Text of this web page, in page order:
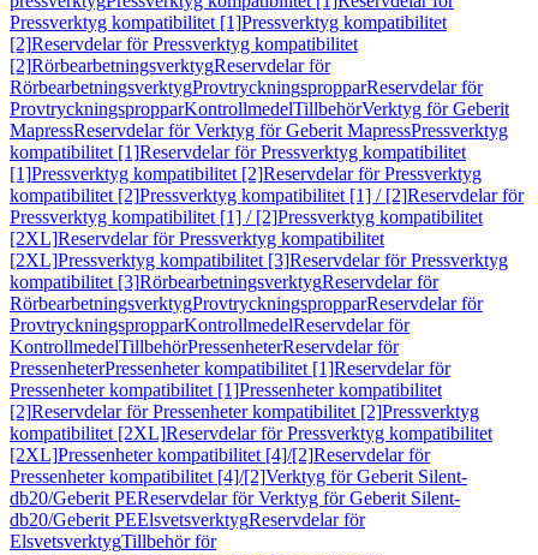
Pressverktyg kompatibilitet [1]Pressverktyg kompatibilitet
[2]Reservdelar för Pressverktyg kompatibilitet
[2]RörbearbetningsverktygReservdelar för
RörbearbetningsverktygProvtryckningspropparReservdelar för
ProvtryckningspropparKontrollmedelTillbehörVerktyg för Geberit
MapressReservdelar för Verktyg för Geberit MapressPressverktyg
kompatibilitet [1]Reservdelar för Pressverktyg kompatibilitet
[1]Pressverktyg kompatibilitet [2]Reservdelar för Pressverktyg
kompatibilitet [2]Pressverktyg kompatibilitet [1] / [2]Reservdelar för
Pressverktyg kompatibilitet [1] / [2]Pressverktyg kompatibilitet
[2XL]Reservdelar för Pressverktyg kompatibilitet
[2XL]Pressverktyg kompatibilitet [3]Reservdelar för Pressverktyg
kompatibilitet [3]RörbearbetningsverktygReservdelar för
RörbearbetningsverktygProvtryckningspropparReservdelar för
ProvtryckningspropparKontrollmedelReservdelar för
KontrollmedelTillbehörPressenheterReservdelar för
PressenheterPressenheter kompatibilitet [1]Reservdelar för
Pressenheter kompatibilitet [1]Pressenheter kompatibilitet
[2]Reservdelar för Pressenheter kompatibilitet [2]Pressverktyg
kompatibilitet [2XL]Reservdelar för Pressverktyg kompatibilitet
[2XL]Pressenheter kompatibilitet [4]/[2]Reservdelar för
Pressenheter kompatibilitet [4]/[2]Verktyg för Geberit Silent-
db20/Geberit PEReservdelar för Verktyg för Geberit Silent-
db20/Geberit PEElsvetsverktygReservdelar för
ElsvetsverktygTillbehör för